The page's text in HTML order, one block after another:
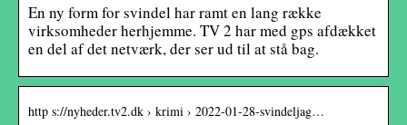
En ny form for svindel har ramt en lang række
virksomheder herhjemme. TV 2 har med gps afdækket
en del af det netværk, der ser ud til at stå bag.
http s://nyheder.tv2.dk › krimi › 2022-01-28-svindeljag…